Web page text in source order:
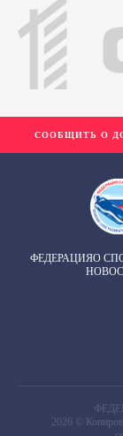
ФЕДЕРАЦИЯО
СООБЩИТЬ О
2026 ©